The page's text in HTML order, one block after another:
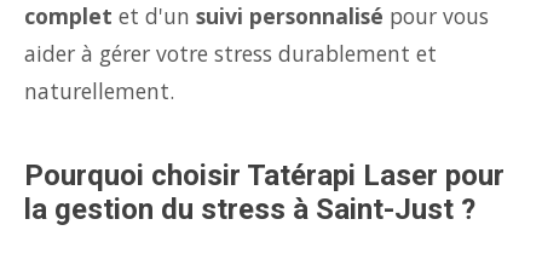
complet et d'un suivi personnalisé pour vous
aider à gérer votre stress durablement et
naturellement.
Pourquoi choisir Tatérapi Laser pour
la gestion du stress à Saint-Just ?